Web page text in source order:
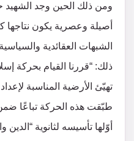
ومن ذلك الحين وجد الشهيد
أصيلة وعصرية يكون نتاجها
الشبهات العقائدية
ذلك: “قررنا القيام بحركة
تهيّئ الأرضية المناسبة
طبّقت هذه الحركة تباعًا
أوّلها تأسيسه لثانوية “الدين